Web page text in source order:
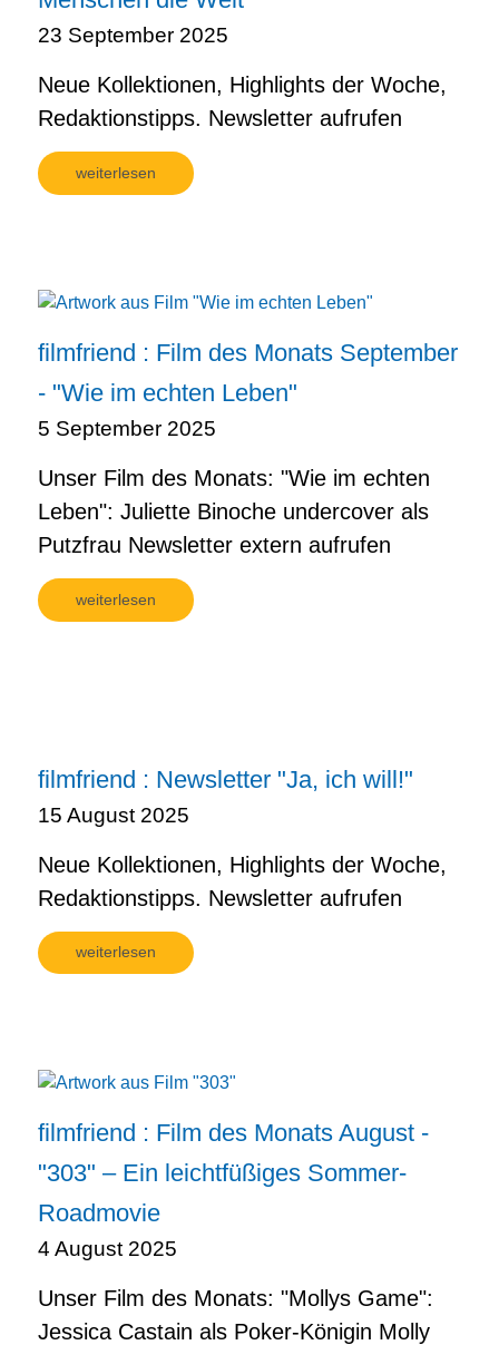
23 September 2025
Neue Kollektionen, Highlights der Woche,
Redaktionstipps. Newsletter aufrufen
weiterlesen
filmfriend : Film des Monats September
- "Wie im echten Leben"
5 September 2025
Unser Film des Monats: "Wie im echten
Leben": Juliette Binoche undercover als
Putzfrau Newsletter extern aufrufen
weiterlesen
filmfriend : Newsletter "Ja, ich will!"
15 August 2025
Neue Kollektionen, Highlights der Woche,
Redaktionstipps. Newsletter aufrufen
weiterlesen
filmfriend : Film des Monats August -
"303" – Ein leichtfüßiges Sommer-
Roadmovie
4 August 2025
Unser Film des Monats: "Mollys Game":
Jessica Castain als Poker-Königin Molly